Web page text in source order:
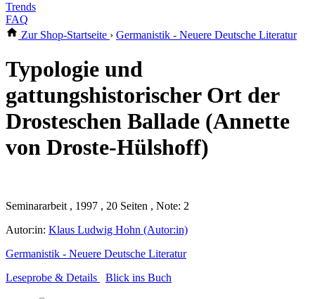
Trends
FAQ
Zur Shop-Startseite › Germanistik - Neuere Deutsche Literatur
Typologie und
gattungshistorischer Ort der
Drosteschen Ballade (Annette
von Droste-Hülshoff)
Seminararbeit , 1997 , 20 Seiten , Note: 2
Autor:in: Klaus Ludwig Hohn (Autor:in)
Germanistik - Neuere Deutsche Literatur
Leseprobe & Details
Blick ins Buch